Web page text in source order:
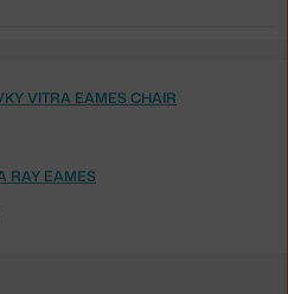
VITRA EAMES CHAIR
RAY EAMES